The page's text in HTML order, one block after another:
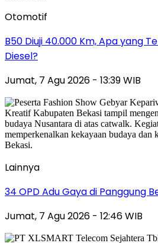
Otomotif
B50 Diuji 40.000 Km, Apa yang
Diesel?
Jumat, 7 Agu 2026 - 13:39 WIB
Lainnya
34 OPD Adu Gaya di Panggung
Jumat, 7 Agu 2026 - 12:46 WIB